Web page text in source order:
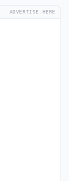
ADVERTISE HERE